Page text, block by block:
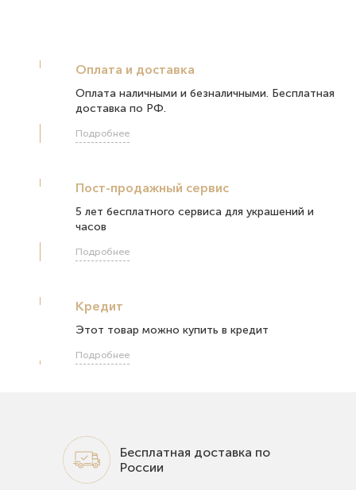
Оплата и доставка
Оплата наличными и безналичными. Бесплатная
доставка по РФ.
Подробнее
Пост-продажный сервис
5 лет бесплатного сервиса для украшений и
часов
Подробнее
Кредит
Этот товар можно купить в кредит
Подробнее
Бесплатная доставка по
России